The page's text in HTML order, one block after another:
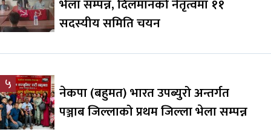
भेला सम्पन्न, दिलमानको नेतृत्वमा ११
सदस्यीय समिति चयन
५
नेकपा (बहुमत) भारत उपब्युरो अन्तर्गत
पञ्जाब जिल्लाको प्रथम जिल्ला भेला सम्पन्न